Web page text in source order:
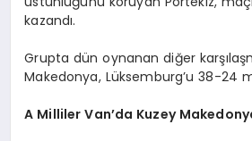
kazandı.
Grupta dün oynanan diğer
Makedonya, Lüksemburg’u 38-24
A Milliler Van’da Kuzey